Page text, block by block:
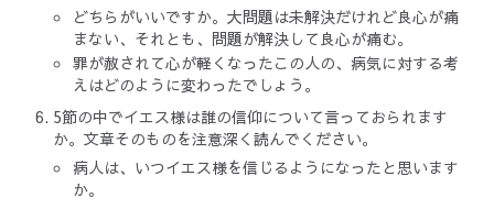
どちらがいいですか。大問題は未解決だけれど良心が痛
まない、それとも、問題が解決して良心が痛む。
罪が赦されて心が軽くなったこの人の、病気に対する考
えはどのように変わったでしょう。
5節の中でイエス様は誰の信仰について言っておられます
か。文章そのものを注意深く読んでください。
病人は、いつイエス様を信じるようになったと思います
か。